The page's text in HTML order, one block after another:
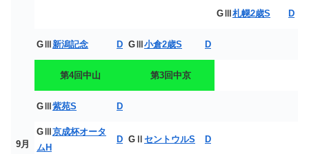
GⅢ札幌2歳S D
9月
GⅢ新潟記念 D GⅢ小倉2歳S D
第4回中山 第3回中京
GⅢ紫苑S D
GⅢ京成杯オータ
ムH
D GⅡ セントウルS D